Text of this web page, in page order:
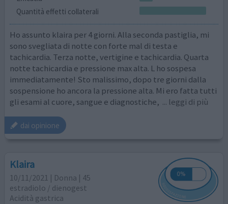
Quantità effetti collaterali
Ho assunto klaira per 4 giorni. Alla seconda pastiglia, mi
sono svegliata di notte con forte mal di testa e
tachicardia. Terza notte, vertigine e tachicardia. Quarta
notte tachicardia e pressione max alta. L ho sospesa
immediatamente! Sto malissimo, dopo tre giorni dalla
sospensione ho ancora la pressione alta. Mi ero fatta tutti
gli esami al cuore, sangue e diagnostiche, ... leggi di più
dai opinione
Klaira
10/11/2021 | Donna | 45
estradiolo / dienogest
Acidità gastrica